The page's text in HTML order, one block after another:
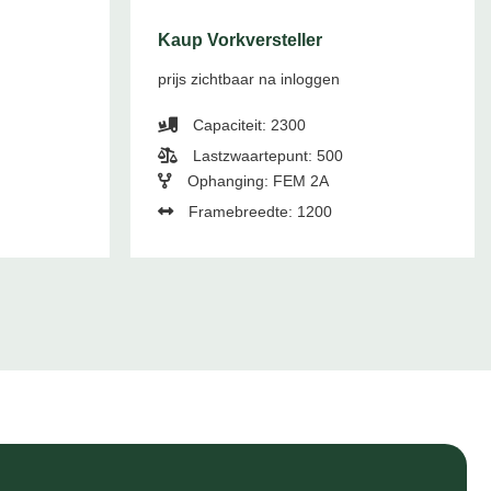
Kaup Vorkversteller
prijs zichtbaar na inloggen
Capaciteit: 2300
Lastzwaartepunt: 500
Ophanging: FEM 2A
Framebreedte: 1200